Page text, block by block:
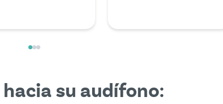
hacia su audífono: